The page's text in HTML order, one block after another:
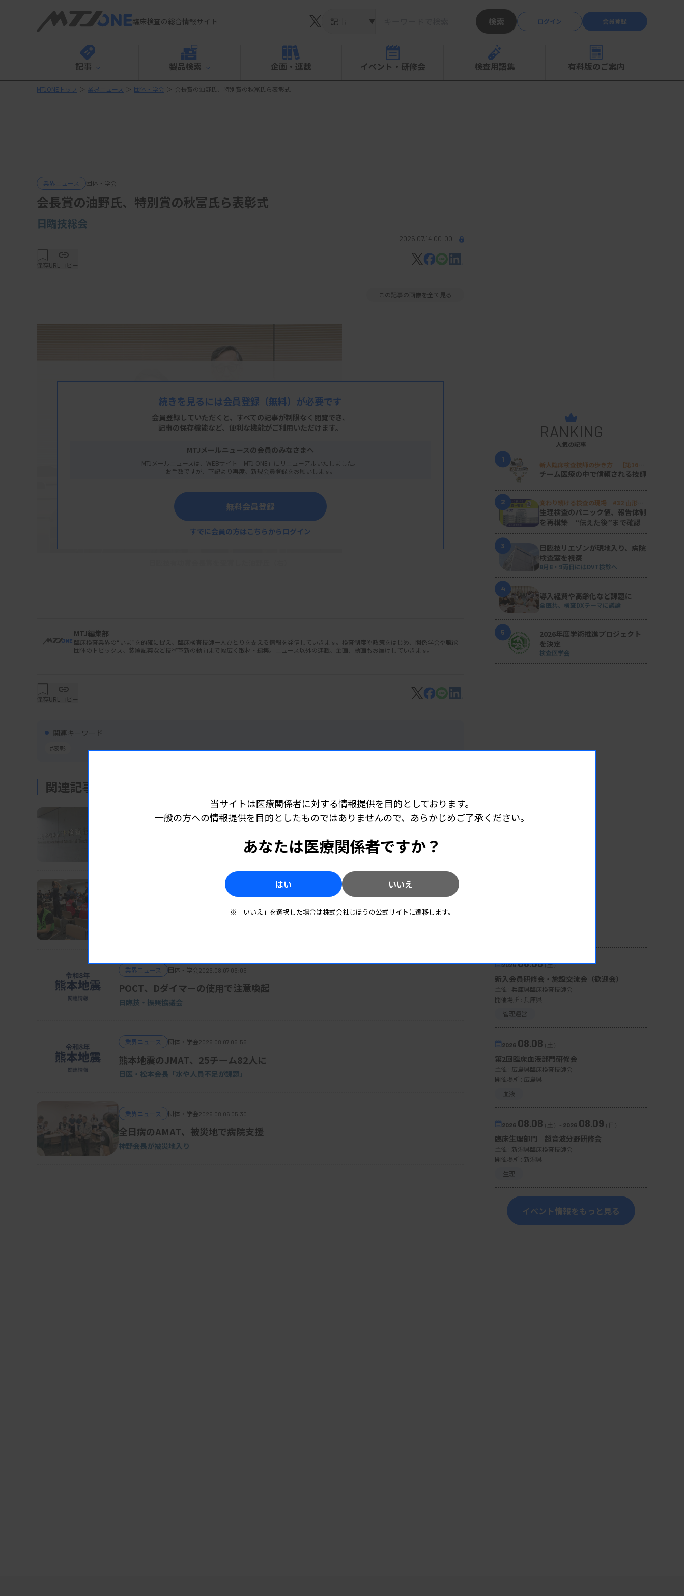
臨床検査の総合情報サイト ▼ 検索 ログイン 会員登録
記事 製品検索 企画・連載 イベント・研修会 検査用語集 有料版のご案内
MTJONEトップ ＞ 業界ニュース ＞ 団体・学会 ＞ 会長賞の油野氏、特別賞の秋冨氏ら表彰式
業界ニュース 団体・学会
会長賞の油野氏、特別賞の秋冨氏ら表彰式
日臨技総会
2025.07.14 00:00
保存URLコピー
この記事の画像を全て見る
油野氏は長く一般検査関係に尽力し、石川県臨床衛生検査技師会会長として技師会活動に
も貢献。2024年1月に発生した能登半島地震を乗り越え、同年5月に金沢市で開催された
県医師会参与/日本医師会統括JMATの立場で、災害医療活動で日臨技との連携を主導し
た。
臨床検査学教育協議会、ほか地域貢献賞10人の表彰も行われた。
続きを見るには会員登録 （無料）が必要です
会員登録していただくと、すべての記事が制限なく閲覧でき、
記事の保存機能など、便利な機能がご利用いただけます。
MTJメールニュースの会員のみなさまへ
MTJメールニュースは、WEBサイト「MTJ ONE」にリニューアルいたしました。
お手数ですが、下記より再度、新規会員登録をお願いします。
無料会員登録
すでに会員の方はこちらからログイン
MTJ編集部
臨床検査業界の“いま”を的確に捉え、臨床検査技師一人ひとりを支える情報を発信していきます。検査制度や政策をはじめ、関係学会や職能
団体のトピックス、装置試薬など技術革新の動向まで幅広く取材・編集。ニュース以外の連載、企画、動画もお届けしていきます。
保存URLコピー
関連キーワード
#表彰
関連記事
業界ニュース 団体・学会2026.08.07 06:15
2026.08.07 06:10
日臨技、被災2病院に検査技師派遣
業界ニュース 団体・学会2026.08.07 06:05
POCT、Dダイマーの使用で注意喚起
日臨技・振興協議会
業界ニュース 団体・学会2026.08.07 05:55
熊本地震のJMAT、25チーム82人に
日医・松本会長「水や人員不足が課題」
業界ニュース 団体・学会2026.08.06 05:30
全日病のAMAT、被災地で病院支援
神野会長が被災地入り
RANKING
人気の記事
1
新人臨床検査技師の歩き方 ［第16
回］
チーム医療の中で信頼される技師
2
変わり続ける検査の現場 #32 山形済
生病院
生理検査のパニック値、報告体制
を再構築 “伝えた後”まで確認
3
日臨技リエゾンが現地入り、病院
検査室を視察
8月8・9両日にはDVT検診へ
4
導入経費や高齢化など課題に
全医共、検査DXテーマに議論
5
2026年度学術推進プロジェクト
を決定
検査医学会
2026.08.08（土）
新入会員研修会・施設交流会（歓迎会）
主催 : 兵庫県臨床検査技師会
開催場所 : 兵庫県
管理運営
2026. 08.08（土）
第2回臨床血液部門研修会
主催 : 広島県臨床検査技師会
開催場所 : 広島県
血液
2026. 08.08（土） - 2026. 08.09 （日）
臨床生理部門 超音波分野研修会
主催 : 新潟県臨床検査技師会
開催場所 : 新潟県
生理
イベント情報をもっと見る
当サイトは医療関係者に対する情報提供を目的としております。
一般の方への情報提供を目的としたものではありませんので、あらかじめご了承ください。
あなたは医療関係者ですか？
はい いいえ
※「いいえ」を選択した場合は株式会社じほうの公式サイトに遷移します。